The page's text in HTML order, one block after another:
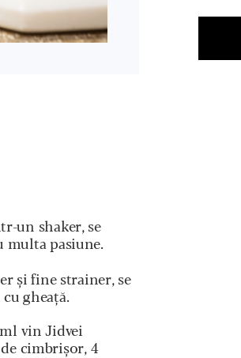
un shaker, se
multa pasiune.
și fine strainer, se
gheață.
vin Jidvei
de cimbrișor, 4